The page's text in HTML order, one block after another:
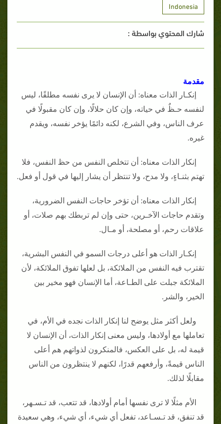
Indonesia
شارك المحتوي بواسطة :
مقدمة
إنكـار الذات معناه: أن الإنسان لا يرى نفسه مطلقًا، ليس
لنفسه حـظٌ في حياته، وإن كان حلالًا، وإن كان مقبولًا في
عرف الناس، وفي الشرع، لكنه دائمًا يؤخر نفسه، ويقدم
غيره.
إنكار الذات معناه: أن تتخلص النفس من حظ النفس، فلا
تهتم بثنـاءٍ، ولا مدح، ولا تنتظر أن يشار إليها في قول أو فعل.
إنكار الذات معناه: أن تؤخر حاجات النفس الضرورية،
وتقدم حاجات الآخـرين، حتى وإن لم تربطك بهم صلات، أو
علاقات رحم، أو مصلحة، أو مـال.
إنكـار الذات هو أعلى درجات السمو في النفس البشرية،
تقترب فيه النفس من الملائكة، بل لعلها تفوق الملائكة، لأن
الملائكة جبلت على الطـاعة، أما الإنسان فهو مخير بين
الخير، والشر.
ولعل أكثر مثل يوضح لنا إنكار الذات نجده في الأم، في
تعاملها مع أولادها، وليس معنى إنكار الذات، أن الإنسان لا
قيمة له، بل على العكس، فالمنكرون لذواتهم هم أعلى
الناس قيمةً، وأرفعهم قدرًا، لكنهم لا ينتظرون من الناس
مقابلًا لذلك.
الأم مثلًا لا ترى نفسها أمام أولادها، قد تتعب، قد تـسـهر،
قد تنفق، قد تـسـاعد، تفعل أي شيء، أي شيء، وهي سعيدة